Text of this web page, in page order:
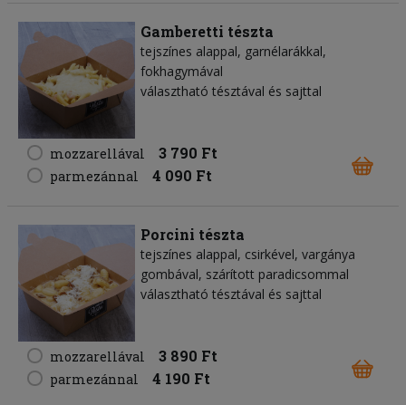
Gamberetti tészta
tejszínes alappal, garnélarákkal,
fokhagymával
választható tésztával és sajttal
mozzarellával 3 790 Ft
parmezánnal 4 090 Ft
Porcini tészta
tejszínes alappal, csirkével, vargánya
gombával, szárított paradicsommal
választható tésztával és sajttal
mozzarellával 3 890 Ft
parmezánnal 4 190 Ft